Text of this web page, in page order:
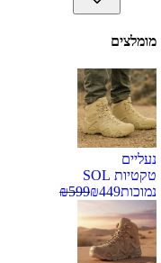
מומלצים
נעליים
טקטיות SOL
נמוכות
₪449
₪599